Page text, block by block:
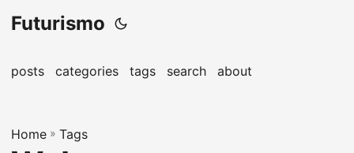
Futurismo
posts categories tags search about
Home » Tags